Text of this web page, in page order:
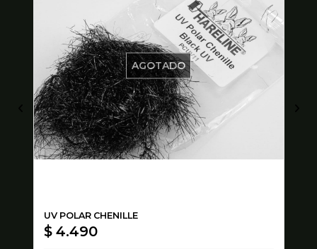
AGOTADO
UV POLAR CHENILLE
$ 4.490